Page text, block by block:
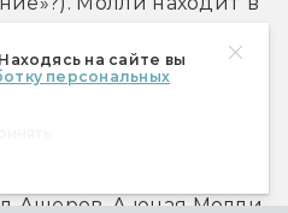
на сайте вы
персональных
машина была самой
Ведь жена
Ашеров. А юная Молли